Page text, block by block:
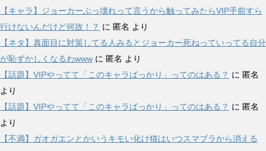
【キャラ】ジョーカーぶっ壊れって言うから触ってみたらVIP手前すら
行けないんだけど何故！？ に 匿名 より
【ネタ】真面目に対策してる人みるとジョーカー死ねっていってる自分
が恥ずかしくなるわwww に 匿名 より
【話題】VIPやってて「このキャラばっかり」ってのはある？ に 匿名
より
【話題】VIPやってて「このキャラばっかり」ってのはある？ に 匿名
より
【不満】ガオガエンとかいうキモい化け猫はいつスマブラから消える